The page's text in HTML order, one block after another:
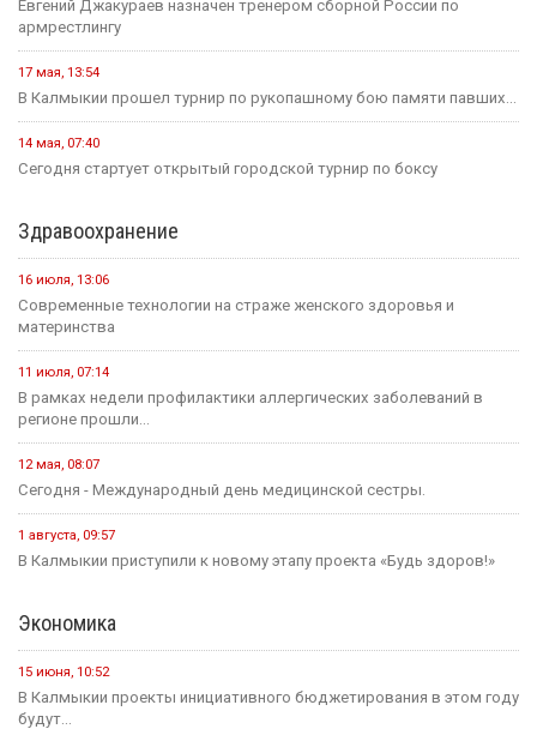
Евгений Джакураев назначен тренером сборной России по
армрестлингу
17 мая, 13:54
В Калмыкии прошел турнир по рукопашному бою памяти павших...
14 мая, 07:40
Сегодня стартует открытый городской турнир по боксу
Здравоохранение
16 июля, 13:06
Современные технологии на страже женского здоровья и
материнства
11 июля, 07:14
В рамках недели профилактики аллергических заболеваний в
регионе прошли...
12 мая, 08:07
Сегодня - Международный день медицинской сестры.
1 августа, 09:57
В Калмыкии приступили к новому этапу проекта «Будь здоров!»
Экономика
15 июня, 10:52
В Калмыкии проекты инициативного бюджетирования в этом году
будут...